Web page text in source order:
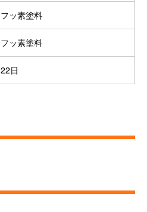
フッ素塗料
フッ素塗料
22日